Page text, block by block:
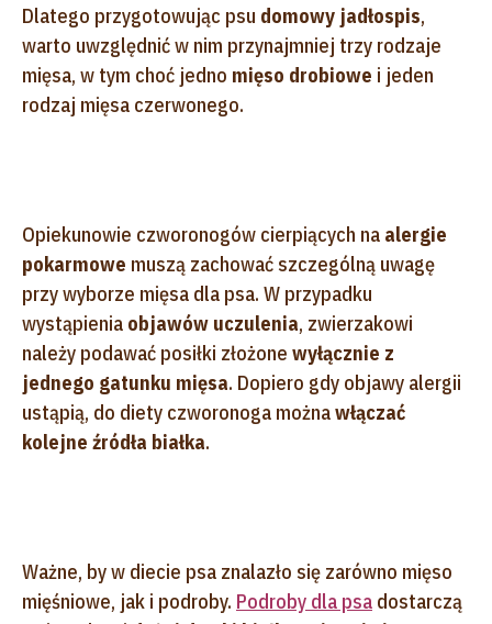
Dlatego przygotowując psu domowy jadłospis,
warto uwzględnić w nim przynajmniej trzy rodzaje
mięsa, w tym choć jedno mięso drobiowe i jeden
rodzaj mięsa czerwonego.
Opiekunowie czworonogów cierpiących na alergie
pokarmowe muszą zachować szczególną uwagę
przy wyborze mięsa dla psa. W przypadku
wystąpienia objawów uczulenia, zwierzakowi
należy podawać posiłki złożone wyłącznie z
jednego gatunku mięsa. Dopiero gdy objawy alergii
ustąpią, do diety czworonoga możnawłączać
kolejne źródła białka.
Ważne, by w diecie psa znalazło się zarówno mięso
mięśniowe, jak i podroby. Podroby dla psa dostarczą